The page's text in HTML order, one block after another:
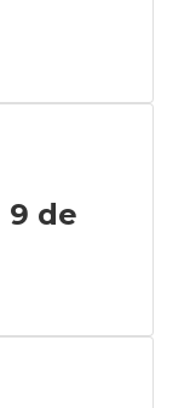
9 de